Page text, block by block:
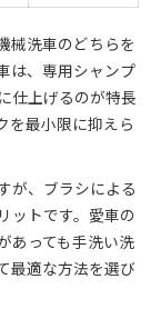
械洗車のどちらを
は、専用シャンプ
仕上げるのが特長
を最小限に抑えら
が、ブラシによる
ットです。愛車の
あっても手洗い洗
最適な方法を選び